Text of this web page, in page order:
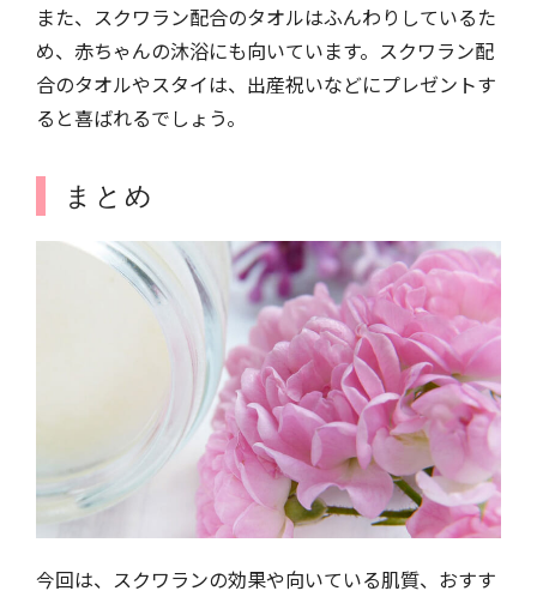
また、スクワラン配合のタオルはふんわりしているた
め、赤ちゃんの沐浴にも向いています。スクワラン配
合のタオルやスタイは、出産祝いなどにプレゼントす
ると喜ばれるでしょう。
まとめ
今回は、スクワランの効果や向いている肌質、おすす